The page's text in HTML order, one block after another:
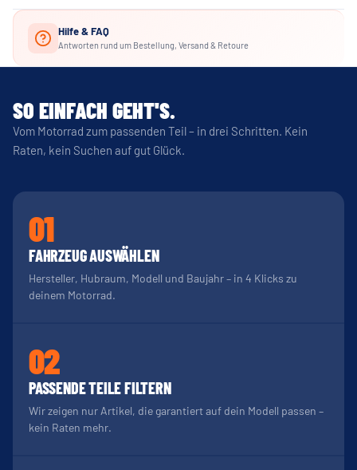
Hilfe & FAQ
Antworten rund um Bestellung, Versand & Retoure
SO EINFACH GEHT'S.
Vom Motorrad zum passenden Teil – in drei Schritten. Kein
Raten, kein Suchen auf gut Glück.
01
FAHRZEUG AUSWÄHLEN
Hersteller, Hubraum, Modell und Baujahr – in 4 Klicks zu
deinem Motorrad.
02
PASSENDE TEILE FILTERN
Wir zeigen nur Artikel, die garantiert auf dein Modell passen –
kein Raten mehr.